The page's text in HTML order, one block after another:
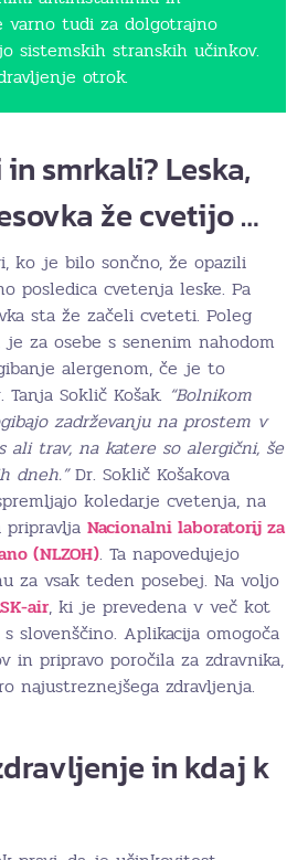
tudi za dolgotrajno
sistemskih stranskih učinkov.
otrok.
smrkali? Leska,
že cvetijo …
ko je bilo sončno, že opazili
posledica cvetenja leske. Pa
sta že začeli cveteti. Poleg
za osebe s senenim nahodom
alergenom, če je to
Soklič Košak. “Bolnikom
zadrževanju na prostem v
ali trav, na katere so alergični, še
dneh.”Dr. Soklič Košakova
koledarje cvetenja, na
Nacionalni laboratorij za
(NLZOH). Ta napovedujejo
za vsak teden posebej. Na voljo
air, ki je prevedena v več kot
slovenščino. Aplikacija omogoča
in pripravo poročila za zdravnika,
najustreznejšega zdravljenja.
in kdaj k